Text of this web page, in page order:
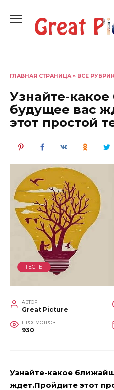
содержанию
ГЛАВНАЯ СТРАНИЦА » ВСЕ
Узнайте-
будущее вас
этот простой
ТЕСТЫ
АВТОР
Great Picture
ПРОСМОТРОВ
930
Узнайте-какое
ждет.Пройдите этот